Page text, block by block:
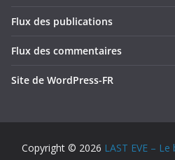
Flux des publications
Flux des commentaires
Site de WordPress-FR
Copyright © 2026 LAST EVE –